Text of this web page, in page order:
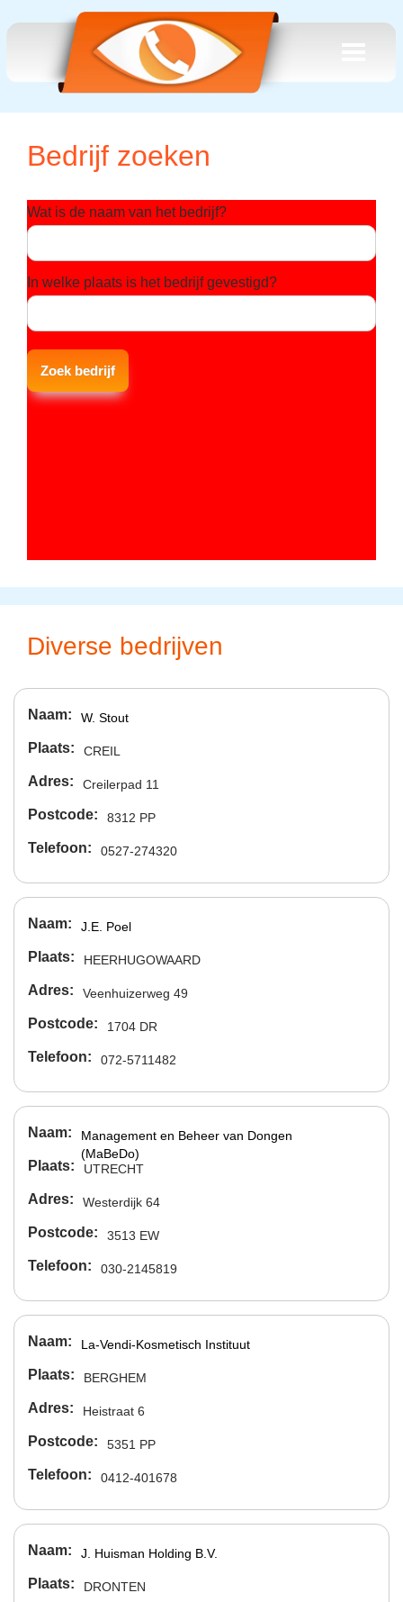
Bedrijf zoeken
Wat is de naam van het bedrijf?
In welke plaats is het bedrijf gevestigd?
Diverse bedrijven
Naam W. Stout
Plaats CREIL
Adres Creilerpad 11
Postcode 8312 PP
Telefoon 0527-274320
Naam J.E. Poel
Plaats HEERHUGOWAARD
Adres Veenhuizerweg 49
Postcode 1704 DR
Telefoon 072-5711482
Naam
Management en Beheer van Dongen
(MaBeDo)
Plaats UTRECHT
Adres Westerdijk 64
Postcode 3513 EW
Telefoon 030-2145819
Naam La-Vendi-Kosmetisch Instituut
Plaats BERGHEM
Adres Heistraat 6
Postcode 5351 PP
Telefoon 0412-401678
Naam J. Huisman Holding B.V.
Plaats DRONTEN